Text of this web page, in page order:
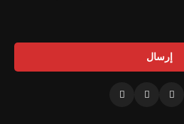
إرسال